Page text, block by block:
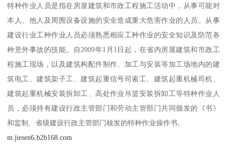
特种作业人员是指在房屋建筑和市政工程施工活动中，从事可能对
本人、他人及周围设备设施的安全造成重大危害作业的人员。从事
建设行业工种作业人员必须熟悉相应工种作业的安全知识及防范各
种意外事故的技能。自2009年1月1日起，在省内房屋建筑和市政工
程施工现场，以及建筑构配件制作、加工与安装等加工场地内的建
筑电工、建筑架子工、建筑起重信号司索工、建筑起重机械司机、
建筑起重机械安装拆卸工、高处作业吊篮安装拆卸工等特种作业人
员，必须持有建设行政主管部门和劳动主管部门共同颁发的《书》
和监制、省级建设行政主管部门核发的特种作业操作书。
m.jiesen6.b2b168.com